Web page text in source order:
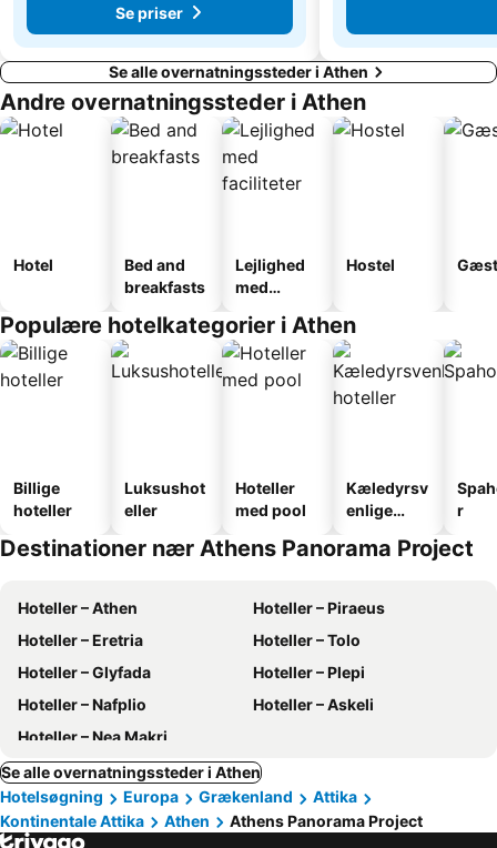
Se priser
Se alle overnatningssteder i Athen
Andre overnatningssteder i Athen
Hotel
Bed and
breakfasts
Lejlighed
med
Hostel
Populære hotelkategorier i Athen
Billige
hoteller
Luksushot
eller
Hoteller
med pool
Kæledyrsv
enlige
r
Destinationer nær Athens Panorama Project
Hoteller – Athen
Hoteller – Piraeus
Hoteller – Eretria
Hoteller – Tolo
Hoteller – Glyfada
Hoteller – Plepi
Hoteller – Nafplio
Hoteller – Askeli
Hoteller – Nea Makri
Se alle overnatningssteder i Athen
Hotelsøgning
Europa Grækenland
Attika
Kontinentale Attika
Athen Athens Panorama Project